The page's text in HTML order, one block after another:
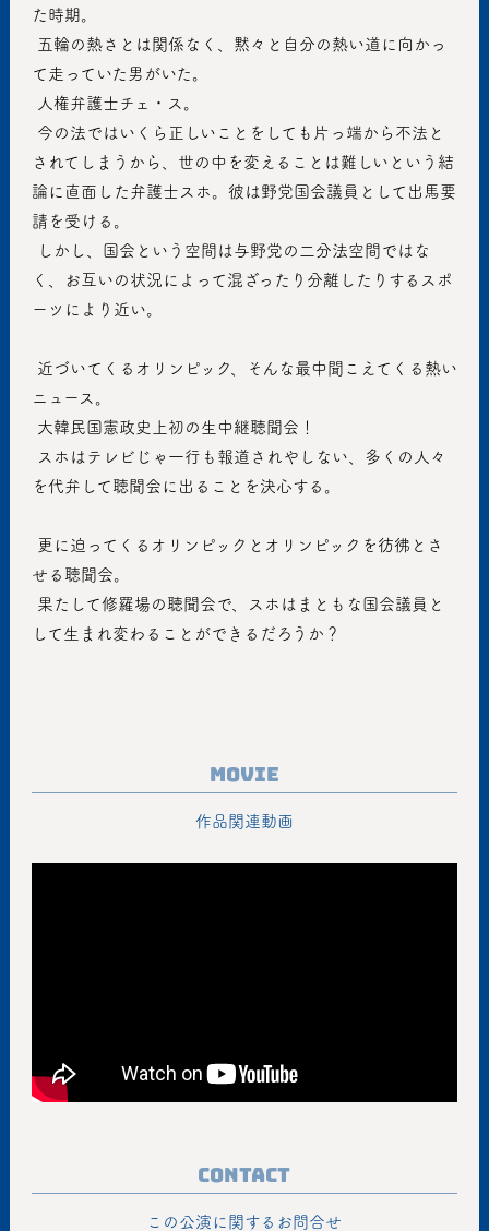
た時期。
て走っていた男がいた。
人権弁護士チェ・ス。
されてしまうから、世の中を変えることは難しいという結
論に直面した弁護士スホ。彼は野党国会議員として出馬要
請を受ける。
く、お互いの状況によって混ざったり分離したりするスポ
ーツにより近い。
ニュース。
大韓民国憲政史上初の生中継聴聞会！
を代弁して聴聞会に出ることを決心する。
せる聴聞会。
して生まれ変わることができるだろうか？
Movie
作品関連動画
Contact
この公演に関するお問合せ